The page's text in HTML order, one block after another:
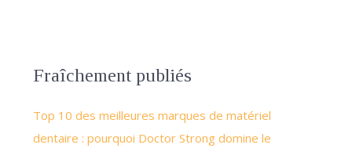
Fraîchement publiés
Top 10 des meilleures marques de matériel
dentaire : pourquoi Doctor Strong domine le